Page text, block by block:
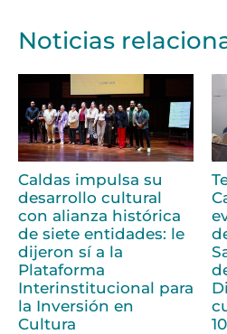
Noticias
Caldas impulsa su
desarrollo cultural
con alianza histórica
de siete entidades: le
dijeron sí a la
Plataforma
Interinstitucional para
la Inversión en
Cultura